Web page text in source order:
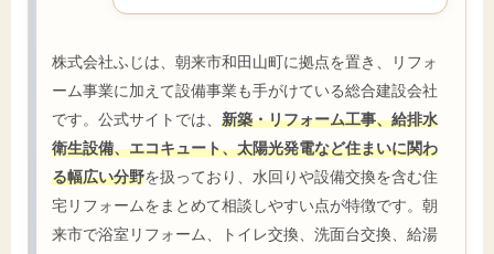
株式会社ふじは、朝来市和田山町に拠点を置き、リフォ
ーム事業に加えて設備事業も手がけている総合建設会社
です。公式サイトでは、 新築・リフォーム工事、給排水
衛生設備、エコキュート、太陽光発電など住まいに関わ
る幅広い分野を扱っており、水回りや設備交換を含む住
宅リフォームをまとめて相談しやすい点が特徴です。朝
来市で浴室リフォーム、トイレ交換、洗面台交換、給湯